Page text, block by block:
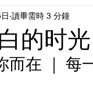
的时
讀畢需時 3 分鐘
而在 ｜ 每